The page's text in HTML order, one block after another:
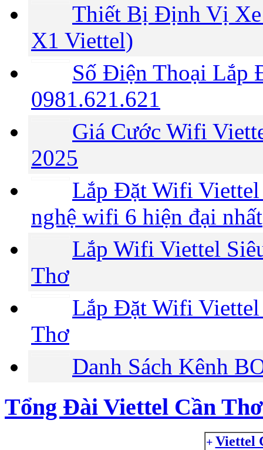
Thiết Bị Định Vị
X1 Viettel)
Số Điện Thoại Lắp
0981.621.621
Giá Cước Wifi
2025
Lắp Đặt Wifi Viettel
nghệ wifi 6 hiện đại nhất
Lắp Wifi Viettel
Thơ
Lắp Đặt Wifi
Thơ
Danh Sách Kênh
Tổng Đài Viettel Cần Thơ
+ Viettel